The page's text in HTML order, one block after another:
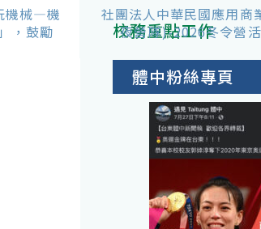
機械—機
，鼓勵
社團法人中華民國應用
夜營隊)-2026冬令營
校務重點工作
體中粉絲專頁